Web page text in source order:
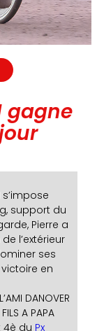
gagne
s’impose
support du
Pierre a
l’extérieur
ses
en
DANOVER
A PAPA
4è du Px